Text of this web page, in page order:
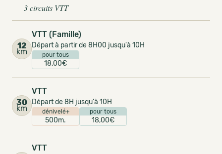
3 circuits VTT
12
km
VTT (Famille)
Départ à partir de 8H00 jusqu'à 10H
pour tous
18,00€
30
km
VTT
Départ de 8H jusqu'à 10H
dénivelé+
500m.
pour tous
18,00€
VTT